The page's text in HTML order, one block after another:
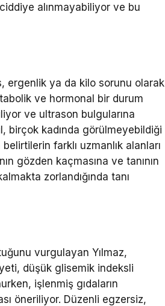
alınmayabiliyor ve bu
ergenlik ya da kilo sorunu olarak
ve hormonal bir durum
ve ultrason bulgularına
birçok kadında görülmeyebildiği
farklı uzmanlık alanları
gözden kaçmasına ve tanının
zorlandığında tanı
vurgulayan Yılmaz,
düşük glisemik indeksli
işlenmiş gıdaların
öneriliyor. Düzenli egzersiz,